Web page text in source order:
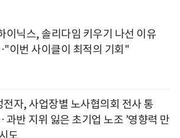
이닉스, 솔리다임 키우기 나선 이유
이번 사이클이 최적의 기회"
전자, 사업장별 노사협의회 전사 통
반 지위 잃은 초기업 노조 '영향력 만
도